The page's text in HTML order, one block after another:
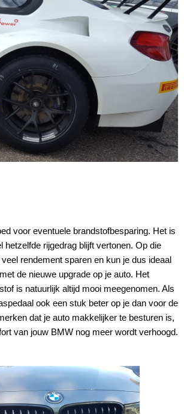
voor eventuele brandstofbesparing. Het is
hetzelfde rijgedrag blijft vertonen. Op die
rendement sparen en kun je dus ideaal
de nieuwe upgrade op je auto. Het
is natuurlijk altijd mooi meegenomen. Als
ook een stuk beter op je dan voor de
dat je auto makkelijker te besturen is,
van jouw BMW nog meer wordt verhoogd.